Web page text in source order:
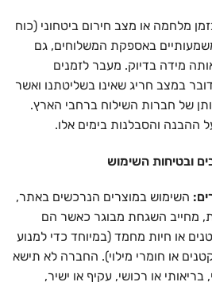
מלחמה או מצב חירום ביטחוני (כוח
משמעותיים באספקת המשלוחים, גם
מידה בדיוק. מעבר לזמנים
במצב חריג שאינו בשליטתנו ואשר
של חברות השילוח ברחבי הארץ.
ההבנה והסבלנות בימים אלו.
השימוש במוצרים הנרכשים באתר,
מחייב השגחת מבוגר כאשר הם
או חיות מחמד (במיוחד כדי למנוע
או חומרי מילוי). החברה לא תישא
בריאותי או רכושי, עקיף או ישיר,